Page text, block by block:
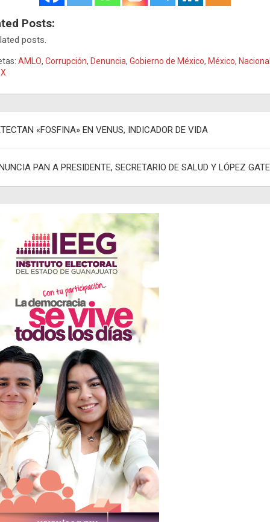
Posts:
posts.
AMLO, Corrupción, Denuncia, Gobierno de México, México,
«FOSFINA» EN VENUS, INDICADOR DE VIDA
PAN A PRESIDENTE, SECRETARIO DE SALUD Y LÓPEZ